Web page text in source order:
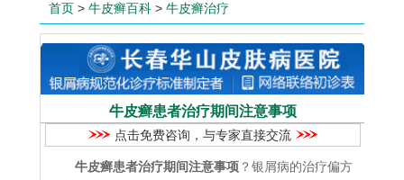
首页 > 牛皮癣百科 > 牛皮癣治疗
牛皮癣患者治疗期间注意事项
点击免费咨询，与专家直接交流
牛皮癣患者治疗期间注意事项 ？银屑病的治疗偏方